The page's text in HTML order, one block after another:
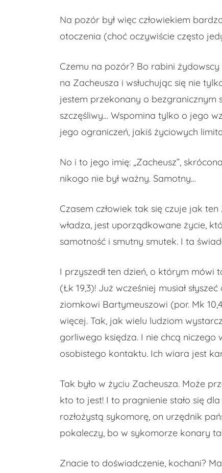
Na pozór był więc człowiekiem
otoczenia (choć oczywiście często
Czemu na pozór? Bo rabini
na Zacheusza i wsłuchując się nie
jestem przekonany o bezgranicznym
szczęśliwy… Wspomina tylko o jego
jego ograniczeń, jakiś życiowych
No i to jego imię: „Zacheusz”,
nikogo nie był ważny. Samotny…
Czasem człowiek tak się czuje jak
władza, jest uporządkowane życie,
samotność i smutny smutek. I ta
I przyszedł ten dzień, o którym mówi
(Łk 19,3)! Już wcześniej musiał
ziomkowi Bartymeuszowi (por. Mk
więcej. Tak, jak wielu ludziom
gorliwego księdza. I nie chcą
osobistego kontaktu. Ich wiara jest
Tak było w życiu Zacheusza. Może
kto to jest! I to pragnienie stało się
rozłożystą sykomorę, on urzędnik
pokaleczy, bo w sykomorze konary
Znacie to doświadczenie, kochani?